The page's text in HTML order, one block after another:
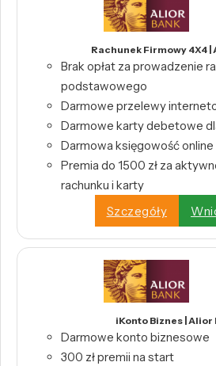
Rachunek Firmowy 4X4 |
Brak opłat za prowadzenie
podstawowego
Darmowe przelewy
Darmowe karty debetowe
Darmowa księgowość
Premia do 1500 zł za
rachunku i karty
Szczegóły
iKonto Biznes | Alior
Darmowe konto biznesowe
300 zł premii na start